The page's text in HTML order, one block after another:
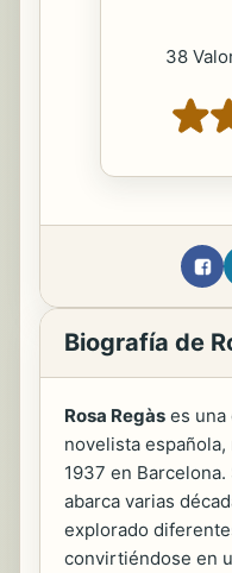
38
Biografía de
Rosa Regàs es una
novelista española,
1937 en
abarca varias
explorado
convirtiéndose en